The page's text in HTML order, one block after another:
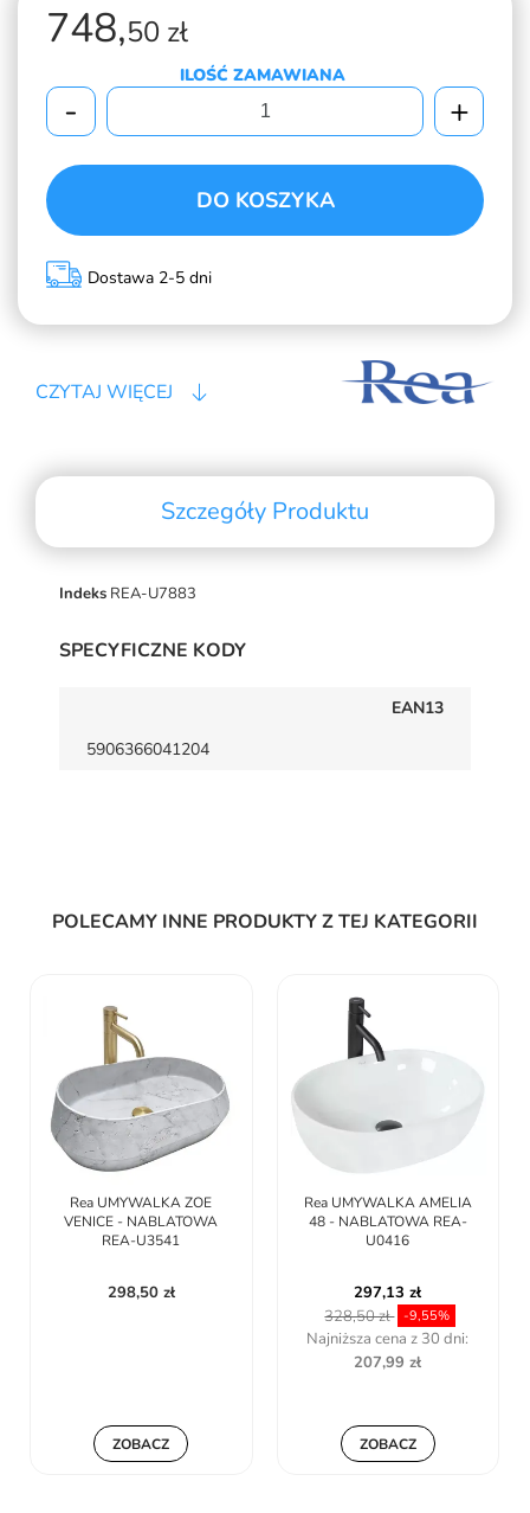
CZYTAJ WIĘCEJ
748,50 zł
ILOŚĆ ZAMAWIANA
- +
DO KOSZYKA
Dostawa 2-5 dni
Szczegóły Produktu
Indeks REA-U7883
SPECYFICZNE KODY
EAN13
5906366041204
POLECAMY INNE PRODUKTY Z TEJ KATEGORII
Rea UMYWALKA ZOE
VENICE - NABLATOWA
REA-U3541
298,50 zł
ZOBACZ
Rea UMYWALKA AMELIA
48 - NABLATOWA REA-
U0416
297,13 zł
328,50 zł -9,55%
Najniższa cena z 30 dni:
207,99 zł
ZOBACZ